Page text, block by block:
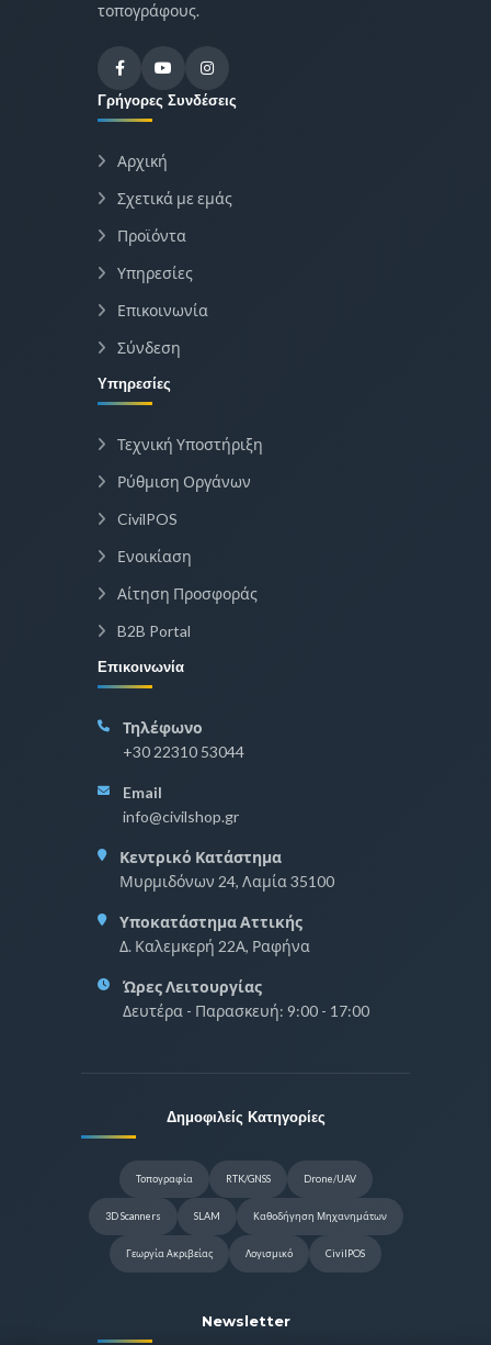
τοπογράφους.
Γρήγορες Συνδέσεις
Αρχική
Σχετικά με εμάς
Προϊόντα
Υπηρεσίες
Επικοινωνία
Σύνδεση
Υπηρεσίες
Τεχνική Υποστήριξη
Ρύθμιση Οργάνων
CivilPOS
Ενοικίαση
Αίτηση Προσφοράς
B2B Portal
Επικοινωνία
Τηλέφωνο
+30 22310 53044
Email
info@civilshop.gr
Κεντρικό Κατάστημα
Μυρμιδόνων 24, Λαμία 35100
Υποκατάστημα Αττικής
Δ. Καλεμκερή 22Α, Ραφήνα
Ώρες Λειτουργίας
Δευτέρα - Παρασκευή: 9:00 - 17:00
Δημοφιλείς Κατηγορίες
Τοπογραφία RTK/GNSS Drone/UAV
3D Scanners SLAM Καθοδήγηση Μηχανημάτων
Γεωργία Ακριβείας Λογισμικό CivilPOS
Newsletter